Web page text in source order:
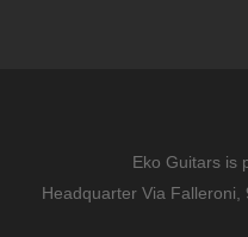
Eko Guitars is
Headquarter Via Falleroni,